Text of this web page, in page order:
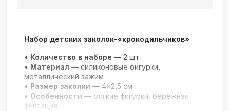
Набор детских заколок-«крокодильчиков»
• Количество в наборе — 2 шт.
• Материал — силиконовые фигурки,
металлический зажим
• Размер заколки — 4×2,5 см
• Особенности — мягкие фигурки, бережная
фиксация